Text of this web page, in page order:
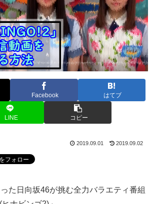
Facebook はてブ
LINE コピー
2019.09.01 2019.09.02
た日向坂46が挑む全力バラエティ番組